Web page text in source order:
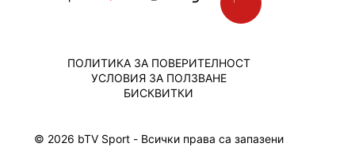
© 2026 bTV Sport - Всички права са запазени
ПОЛИТИКА ЗА ПОВЕРИТЕЛНОСТ
УСЛОВИЯ ЗА ПОЛЗВАНЕ
БИСКВИТКИ